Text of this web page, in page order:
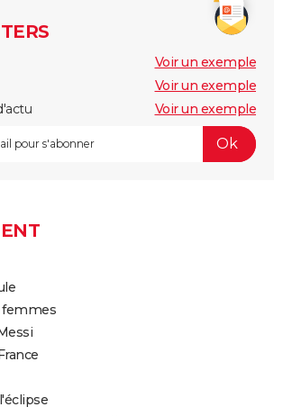
Voir un exemple
Voir un exemple
Voir un exemple
femmes